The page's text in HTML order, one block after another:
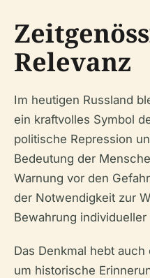
Relevanz
Im heutigen Russland
ein kraftvolles Symbol
politische Repression
Bedeutung der
Warnung vor den
der Notwendigkeit zur
Bewahrung individueller
Das Denkmal hebt
um historische